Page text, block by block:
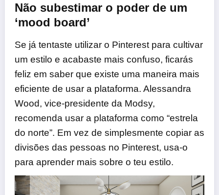
Não subestimar o poder de um
‘mood board’
Se já tentaste utilizar o Pinterest para cultivar
um estilo e acabaste mais confuso, ficarás
feliz em saber que existe uma maneira mais
eficiente de usar a plataforma. Alessandra
Wood, vice-presidente da Modsy,
recomenda usar a plataforma como “estrela
do norte”. Em vez de simplesmente copiar as
divisões das pessoas no Pinterest, usa-o
para aprender mais sobre o teu estilo.